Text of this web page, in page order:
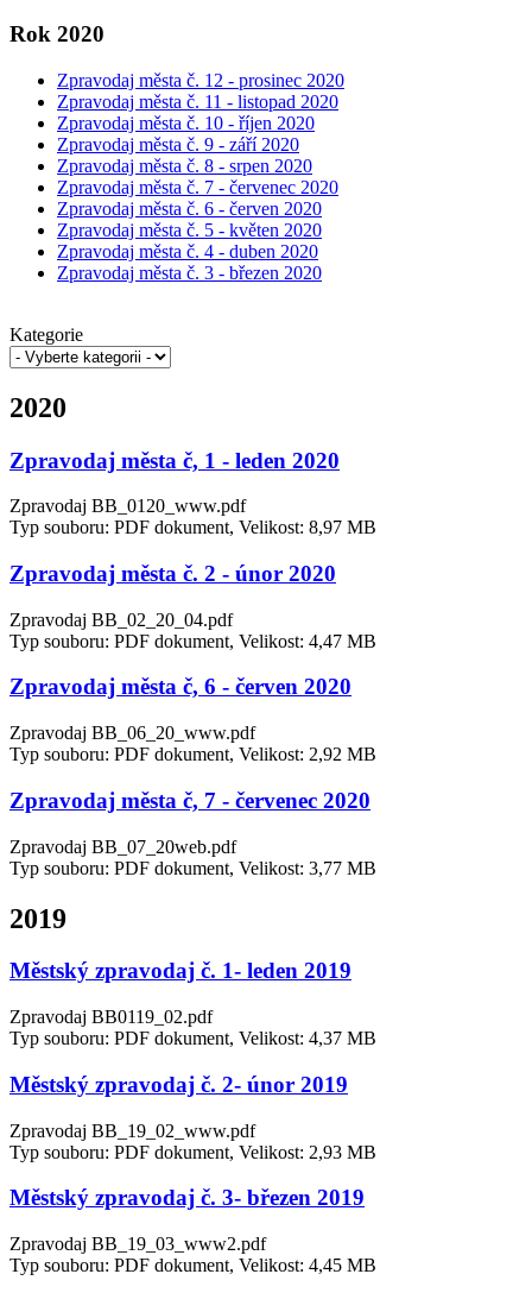
Rok 2020
Zpravodaj města č. 12 - prosinec 2020
Zpravodaj města č. 11 - listopad 2020
Zpravodaj města č. 10 - říjen 2020
Zpravodaj města č. 9 - září 2020
Zpravodaj města č. 8 - srpen 2020
Zpravodaj města č. 7 - červenec 2020
Zpravodaj města č. 6 - červen 2020
Zpravodaj města č. 5 - květen 2020
Zpravodaj města č. 4 - duben 2020
Zpravodaj města č. 3 - březen 2020
Kategorie
2020
Zpravodaj města č, 1 - leden 2020
Zpravodaj BB_0120_www.pdf
Typ souboru: PDF dokument, Velikost: 8,97 MB
Zpravodaj města č. 2 - únor 2020
Zpravodaj BB_02_20_04.pdf
Typ souboru: PDF dokument, Velikost: 4,47 MB
Zpravodaj města č, 6 - červen 2020
Zpravodaj BB_06_20_www.pdf
Typ souboru: PDF dokument, Velikost: 2,92 MB
Zpravodaj města č, 7 - červenec 2020
Zpravodaj BB_07_20web.pdf
Typ souboru: PDF dokument, Velikost: 3,77 MB
2019
Městský zpravodaj č. 1- leden 2019
Zpravodaj BB0119_02.pdf
Typ souboru: PDF dokument, Velikost: 4,37 MB
Městský zpravodaj č. 2- únor 2019
Zpravodaj BB_19_02_www.pdf
Typ souboru: PDF dokument, Velikost: 2,93 MB
Městský zpravodaj č. 3- březen 2019
Zpravodaj BB_19_03_www2.pdf
Typ souboru: PDF dokument, Velikost: 4,45 MB